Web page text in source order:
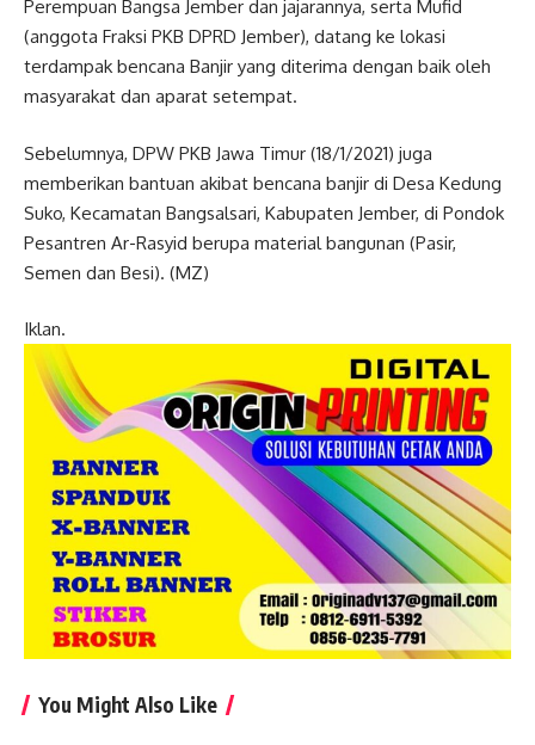
Perempuan Bangsa Jember dan jajarannya, serta Mufid
(anggota Fraksi PKB DPRD Jember), datang ke lokasi
terdampak bencana Banjir yang diterima dengan baik oleh
masyarakat dan aparat setempat.
Sebelumnya, DPW PKB Jawa Timur (18/1/2021) juga
memberikan bantuan akibat bencana banjir di Desa Kedung
Suko, Kecamatan Bangsalsari, Kabupaten Jember, di Pondok
Pesantren Ar-Rasyid berupa material bangunan (Pasir,
Semen dan Besi). (MZ)
Iklan.
You Might Also Like